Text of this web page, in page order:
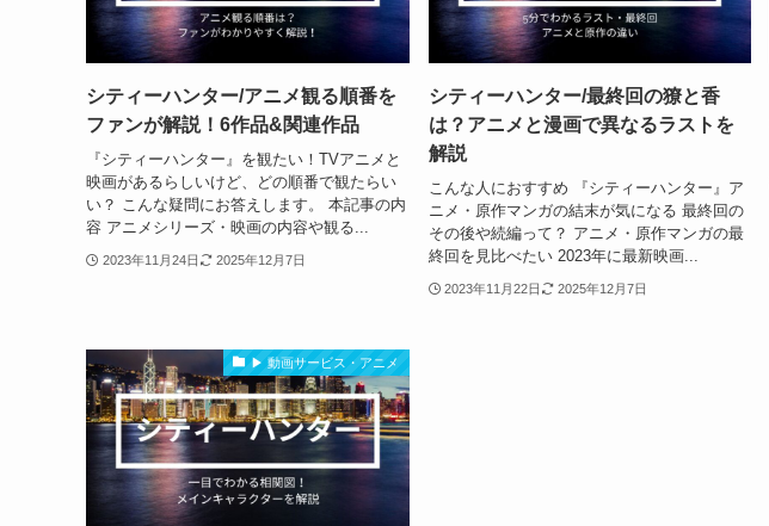
シティーハンター/アニメ観る順番を
ファンが解説！6作品&関連作品
『シティーハンター』を観たい！TVアニメと
映画があるらしいけど、どの順番で観たらい
い？ こんな疑問にお答えします。 本記事の内
容 アニメシリーズ・映画の内容や観る...
2023年11月24日 2025年12月7日
シティーハンター/最終回の獠と香
は？アニメと漫画で異なるラストを
解説
こんな人におすすめ 『シティーハンター』ア
ニメ・原作マンガの結末が気になる 最終回の
その後や続編って？ アニメ・原作マンガの最
終回を見比べたい 2023年に最新映画...
2023年11月22日 2025年12月7日
▶ 動画サービス・アニメ